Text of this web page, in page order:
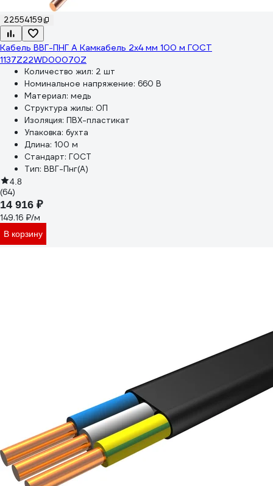
22554159
Кабель ВВГ-ПНГ А Камкабель 2x4 мм 100 м ГОСТ
1137Z22WD00070Z
Количество жил: 2 шт
Номинальное напряжение: 660 В
Материал: медь
Структура жилы: ОП
Изоляция: ПВХ-пластикат
Упаковка: бухта
Длина: 100 м
Стандарт: ГОСТ
Тип: ВВГ-Пнг(А)
4.8
(64)
14 916 ₽
149.16 ₽/м
В корзину